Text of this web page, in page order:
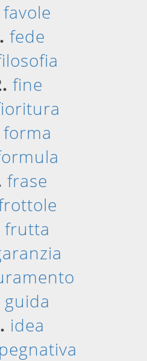
favole
fede
fine
forma
frase
frutta
guida
idea